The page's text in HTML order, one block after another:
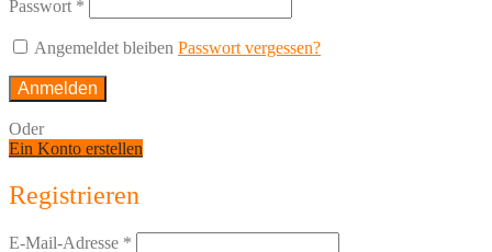
Passwort *
Angemeldet bleiben Passwort vergessen?
Anmelden
Oder
Ein Konto erstellen
Registrieren
E-Mail-Adresse *